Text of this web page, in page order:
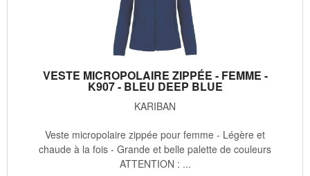
VESTE MICROPOLAIRE ZIPPÉE - FEMME -
K907 - BLEU DEEP BLUE
KARIBAN
Veste micropolaire zippée pour femme - Légère et
chaude à la fois - Grande et belle palette de couleurs
ATTENTION : ...